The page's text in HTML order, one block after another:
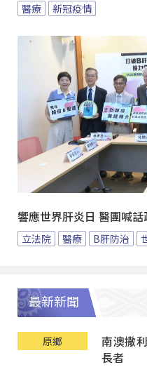
醫療 新冠疫情
響應世界肝炎日 醫團喊
立法院 醫療 B肝防治
最新新聞
原鄉
南澳撒
長者